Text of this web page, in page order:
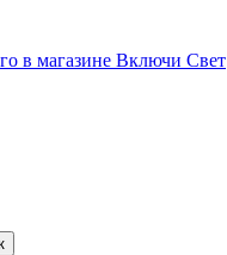
в магазине Включи Свет